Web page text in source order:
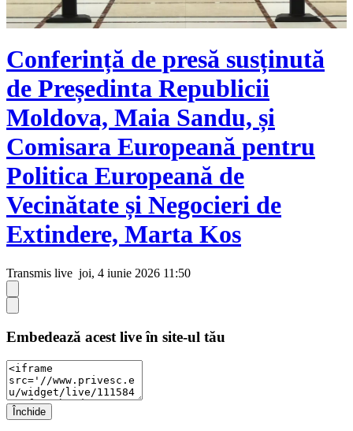
Conferință de presă susținută
de Președinta Republicii
Moldova, Maia Sandu, și
Comisara Europeană pentru
Politica Europeană de
Vecinătate și Negocieri de
Extindere, Marta Kos
Transmis live joi, 4 iunie 2026 11:50
Embedează acest live în site-ul tău
Închide